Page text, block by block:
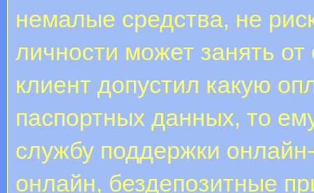
немалые средства, не
личности может занять
клиент допустил какую
паспортных данных, то
службу поддержки
онлайн, бездепозитные